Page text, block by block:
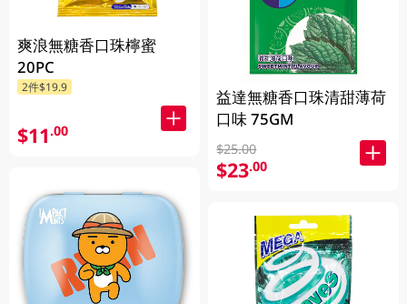
爽浪無糖香口珠檸蜜
20PC
2件$19.9
$11.00
益達無糖香口珠清甜薄荷
口味 75GM
$25.00
$23.00